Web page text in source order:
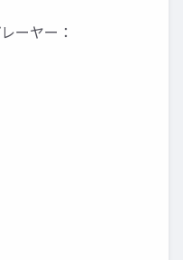
ーヤー：